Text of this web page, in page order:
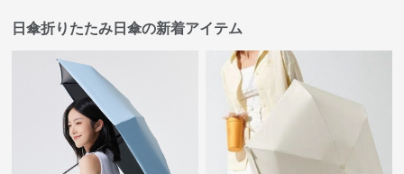
日傘折りたたみ日傘の新着アイテム